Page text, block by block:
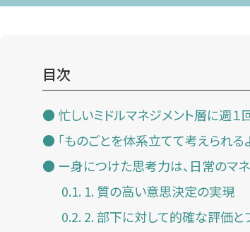
目次
忙しいミドルマネジメント層に週１
「ものごとを体系立てて考えられ
ー身につけた思考力は、日常のマ
1. 質の高い意思決定の実現
2. 部下に対して的確な評価と